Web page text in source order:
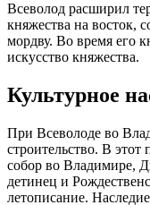
Всеволод расширил
княжества на восток,
мордву. Во время его
искусство княжества.
Культурное
При Всеволоде во
строительство. В
собор во Владимире,
детинец и
летописание.